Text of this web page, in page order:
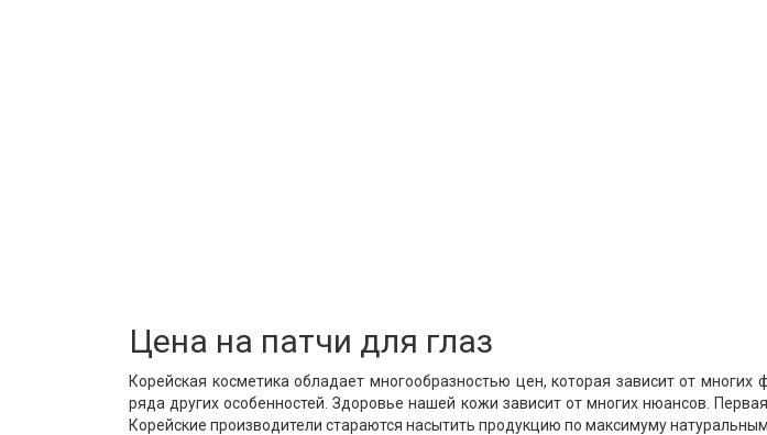
Цена на патчи для глаз
Корейская косметика обладает многообразностью цен, которая зависит от
ряда других особенностей. Здоровье нашей кожи зависит от многих нюансов.
Корейские производители стараются насытить продукцию по максимуму